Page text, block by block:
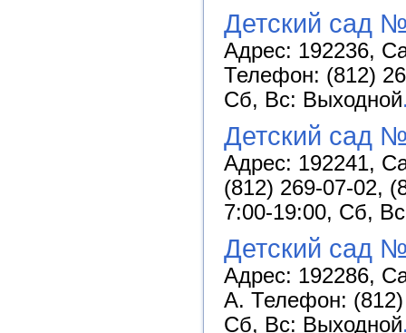
Детский сад
Адрес: 192236,
Телефон: (812)
Сб, Вс: Выходной
Детский сад
Адрес: 192241,
(812) 269-07-02,
7:00-19:00, Сб,
Детский сад
Адрес: 192286,
А. Телефон:
Сб, Вс: Выходной